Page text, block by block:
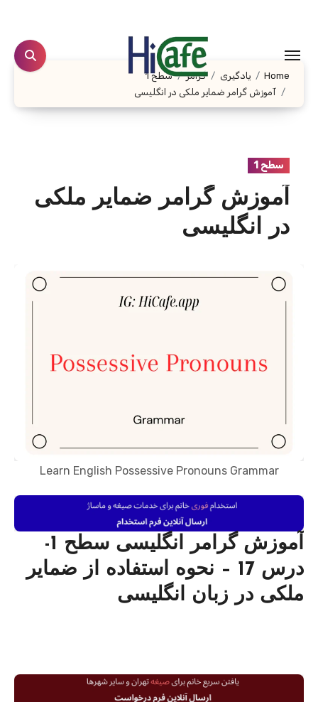
content
Home یادگیری گرامر
سطح 1
آموزش گرامر ضمایر ملکی در انگلیسی
سطح 1
آموزش گرامر ضمایر ملکی
در انگلیسی
Learn English Possessive Pronouns Grammar
آموزش گرامر انگلیسی سطح 1-
درس 17 – نحوه استفاده از ضمایر
ملکی در زبان انگلیسی